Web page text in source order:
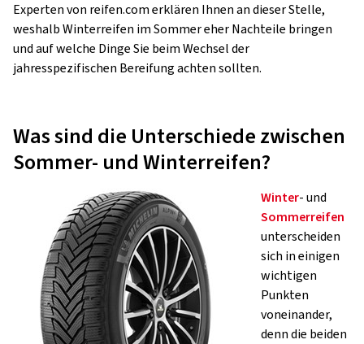
Experten von reifen.com erklären Ihnen an dieser Stelle,
weshalb Winterreifen im Sommer eher Nachteile bringen
und auf welche Dinge Sie beim Wechsel der
jahresspezifischen Bereifung achten sollten.
Was sind die Unterschiede zwischen
Sommer- und Winterreifen?
Winter- und
Sommerreifen
unterscheiden
sich in einigen
wichtigen
Punkten
voneinander,
denn die beiden